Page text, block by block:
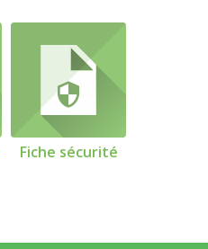
Fiche sécurité